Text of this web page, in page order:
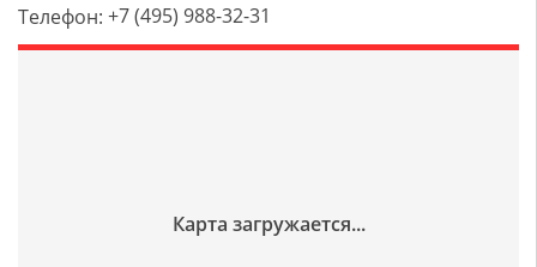
Телефон: +7 (495) 988-32-31